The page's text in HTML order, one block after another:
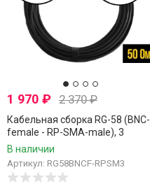
1 970 ₽ 2 370₽
Кабельная сборка RG-58 (BNC-
female - RP-SMA-male), 3
метра
В наличии
Артикул: RG58BNCF-RPSM3